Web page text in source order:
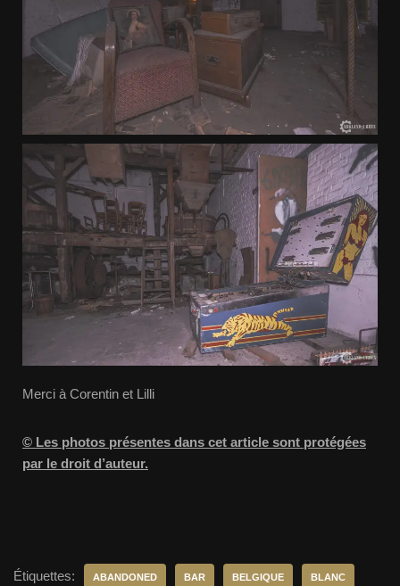
Merci à Corentin et Lilli
© Les photos présentes dans cet article sont protégées
par le droit d’auteur.
Étiquettes: ABANDONED BAR BELGIQUE BLANC